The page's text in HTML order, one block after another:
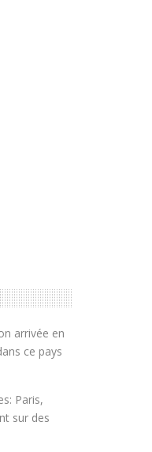
arrivée en
ce pays
Paris,
sur des